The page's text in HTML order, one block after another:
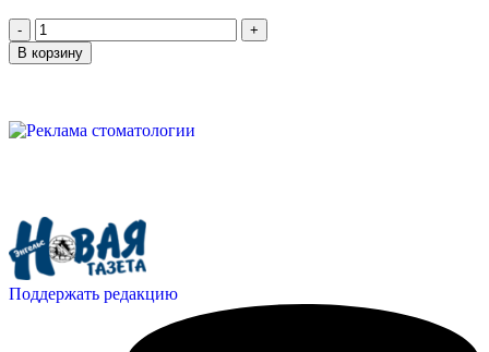
В корзину
Поддержать редакцию